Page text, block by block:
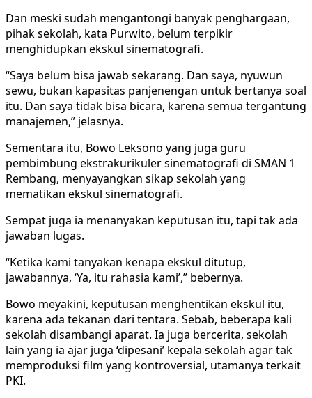
Dan meski sudah mengantongi banyak penghargaan,
pihak sekolah, kata Purwito, belum terpikir
menghidupkan ekskul sinematografi.
“Saya belum bisa jawab sekarang. Dan saya, nyuwun
sewu, bukan kapasitas panjenengan untuk bertanya soal
itu. Dan saya tidak bisa bicara, karena semua tergantung
manajemen,” jelasnya.
Sementara itu, Bowo Leksono yang juga guru
pembimbung ekstrakurikuler sinematografi di SMAN 1
Rembang, menyayangkan sikap sekolah yang
mematikan ekskul sinematografi.
Sempat juga ia menanyakan keputusan itu, tapi tak ada
jawaban lugas.
“Ketika kami tanyakan kenapa ekskul ditutup,
jawabannya, ‘Ya, itu rahasia kami’,” bebernya.
Bowo meyakini, keputusan menghentikan ekskul itu,
karena ada tekanan dari tentara. Sebab, beberapa kali
sekolah disambangi aparat. Ia juga bercerita, sekolah
lain yang ia ajar juga ‘dipesani’ kepala sekolah agar tak
memproduksi film yang kontroversial, utamanya terkait
PKI.